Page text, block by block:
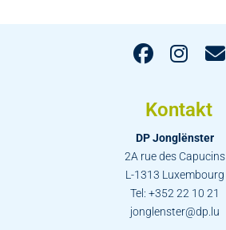
Kontakt
DP Jonglënster
2A rue des Capucins
L-1313 Luxembourg
Tel: +352 22 10 21
jonglenster@dp.lu